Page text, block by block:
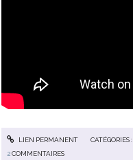
LIEN PERMANENT CATÉGORIES :
2COMMENTAIRES